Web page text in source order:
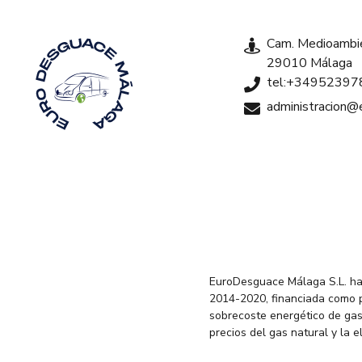
Cam.
29010 Málaga
EuroDesguace Málaga S.L.
2014-2020, financiada como
sobrecoste energético de
precios del gas natural y la